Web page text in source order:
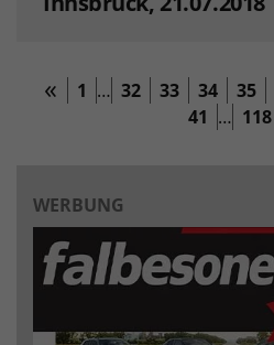
1 … 32 33 34 35
41 … 118
WERBUNG